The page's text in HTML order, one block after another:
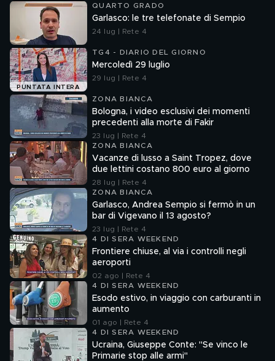
QUARTO GRADO
Garlasco: le tre telefonate di Sempio
24 lug | Rete 4
PUNTATA INTERA
TG4 - DIARIO DEL GIORNO
Mercoledì 29 luglio
29 lug | Rete 4
ZONA BIANCA
Bologna, i video esclusivi dei momenti
precedenti alla morte di Fakir
23 lug | Rete 4
ZONA BIANCA
Vacanze di lusso a Saint Tropez, dove
due lettini costano 800 euro al giorno
28 lug | Rete 4
ZONA BIANCA
Garlasco, Andrea Sempio si fermò in un
bar di Vigevano il 13 agosto?
23 lug | Rete 4
4 DI SERA WEEKEND
Frontiere chiuse, al via i controlli negli
aeroporti
02 ago | Rete 4
4 DI SERA WEEKEND
Esodo estivo, in viaggio con carburanti in
aumento
01 ago | Rete 4
4 DI SERA WEEKEND
Ucraina, Giuseppe Conte: "Se vinco le
Primarie stop alle armi"